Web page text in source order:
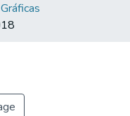
Gráficas